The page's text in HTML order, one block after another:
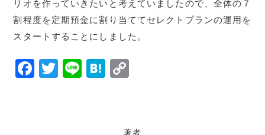
リオを作っていきたいと考えていましたので、全体の７
割程度を定期預金に割り当ててセレクトプランの運用を
スタートすることにしました。
F
T
Li H
y